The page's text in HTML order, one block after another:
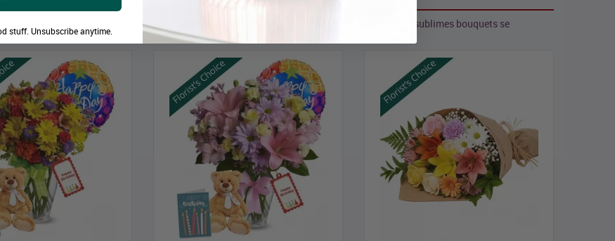
par nos professionels des Fleurs et nos artistes qui allient magie et créativité. Ces beaux et sublimes bouquets se
experts floraux.
stuff. Unsubscribe anytime.